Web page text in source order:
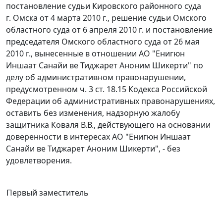
постановление судьи Кировского районного суда
г. Омска от 4 марта 2010 г., решение судьи Омского
областного суда от 6 апреля 2010 г. и постановление
председателя Омского областного суда от 26 мая
2010 г., вынесенные в отношении АО "Енигюн
Иншаат Санайи ве Тиджарет Аноним Шикерти" по
делу об административном правонарушении,
предусмотренном ч. 3 ст. 18.15 Кодекса Российской
Федерации об административных правонарушениях,
оставить без изменения, надзорную жалобу
защитника Коваля В.В., действующего на основании
доверенности в интересах АО "Енигюн Иншаат
Санайи ве Тиджарет Аноним Шикерти", - без
удовлетворения.
Первый заместитель